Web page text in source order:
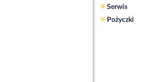
» Serwis
» Pożyczki